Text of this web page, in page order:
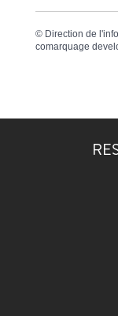
© Direction de
comarquage